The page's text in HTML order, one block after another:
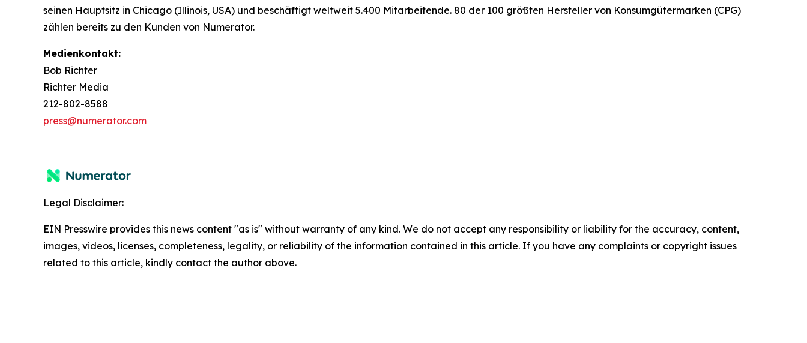
seinen Hauptsitz in Chicago (Illinois, USA) und beschäftigt weltweit 5.400 Mitarbeitende. 80 der 100 größten Hersteller von Konsumgütermarken (CPG)
zählen bereits zu den Kunden von Numerator.
Medienkontakt:
Bob Richter
Richter Media
212-802-8588
press@numerator.com
Legal Disclaimer:
EIN Presswire provides this news content "as is" without warranty of any kind. We do not accept any responsibility or liability for the accuracy, content,
images, videos, licenses, completeness, legality, or reliability of the information contained in this article. If you have any complaints or copyright issues
related to this article, kindly contact the author above.